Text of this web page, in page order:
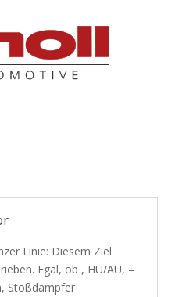
Linie: Diesem Ziel
Egal, ob , HU/AU, –
Stoßdämpfer